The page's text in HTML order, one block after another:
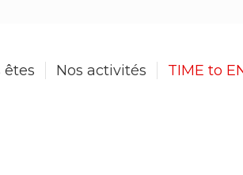
êtes Nos activités TIME to